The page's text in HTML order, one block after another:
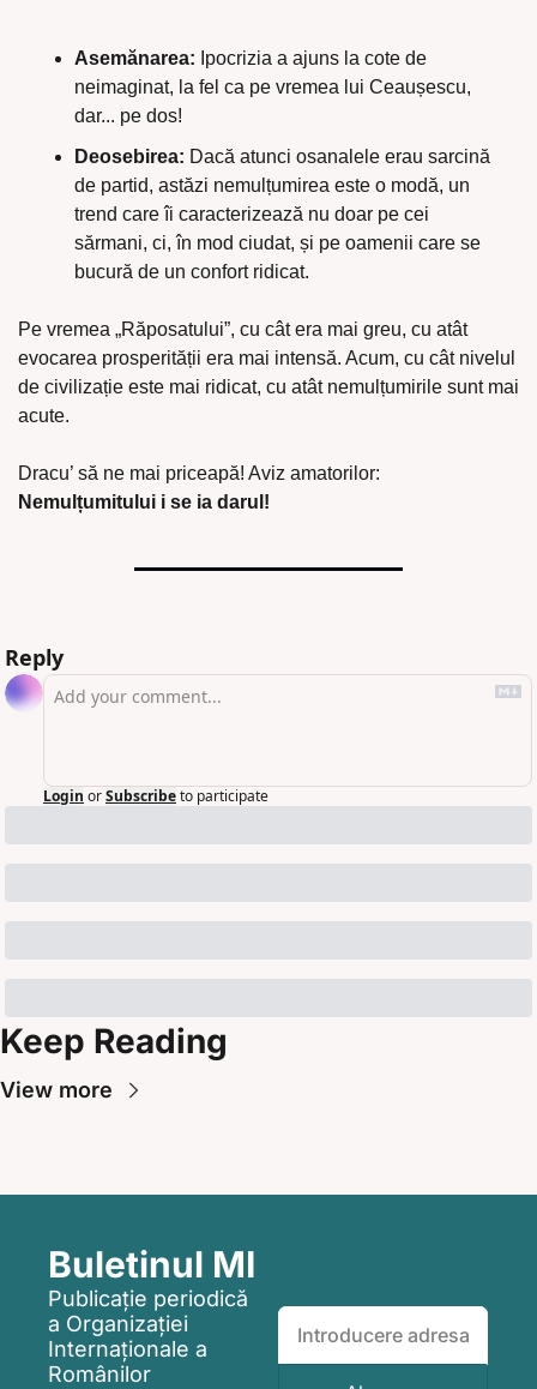
Asemănarea: Ipocrizia a ajuns la cote de
neimaginat, la fel ca pe vremea lui Ceaușescu,
dar... pe dos!
Deosebirea: Dacă atunci osanalele erau sarcină
de partid, astăzi nemulțumirea este o modă, un
trend care îi caracterizează nu doar pe cei
sărmani, ci, în mod ciudat, și pe oamenii care se
bucură de un confort ridicat.
Pe vremea „Răposatului”, cu cât era mai greu, cu atât
evocarea prosperității era mai intensă. Acum, cu cât nivelul
de civilizație este mai ridicat, cu atât nemulțumirile sunt mai
acute.
Nemulțumitului i se ia darul!
Reply
Login orSubscribeto participate
Keep Reading
View more
Buletinul MI
Publicație periodică
a Organizației
Internaționale a
Românilor